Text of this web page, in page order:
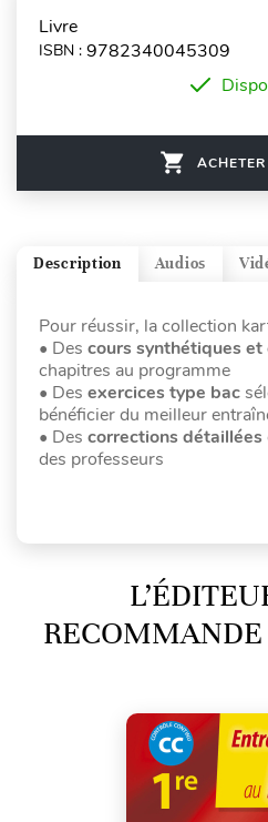
Livre
ISBN : 9782340045309
Audios
Description
Pour réussir, la collection
• Des cours synthétiques et
chapitres au programme
• Des exercices type bac
bénéficier du meilleur
• Des corrections détaillées
des professeurs